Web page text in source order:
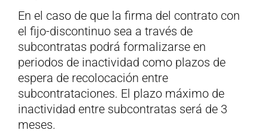
En el caso de que la firma del contrato con
el fijo-discontinuo sea a través de
subcontratas podrá formalizarse en
periodos de inactividad como plazos de
espera de recolocación entre
subcontrataciones. El plazo máximo de
inactividad entre subcontratas será de 3
meses.